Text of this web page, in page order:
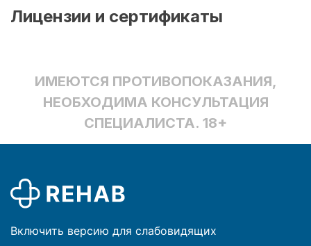
Лицензии и сертификаты
ИМЕЮТСЯ ПРОТИВОПОКАЗАНИЯ,
НЕОБХОДИМА КОНСУЛЬТАЦИЯ
СПЕЦИАЛИСТА. 18+
Включить версию для слабовидящих